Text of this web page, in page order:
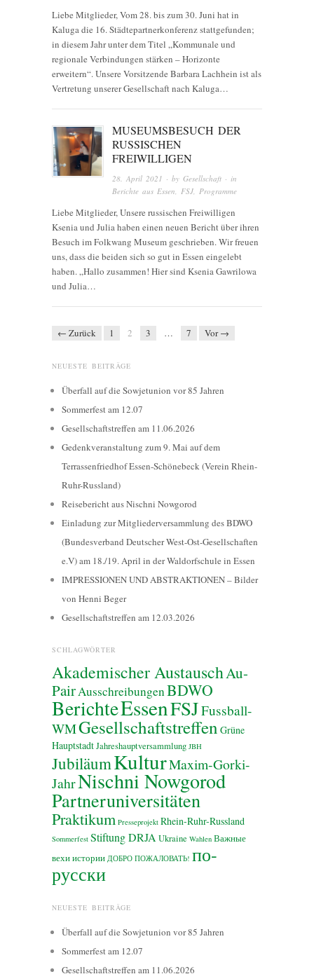
Liebe Mitglieder, Vom 28. bis zum 30. Juni hat in
Kaluga die 16. Städtepartnerkonferenz stattgefunden;
in diesem Jahr unter dem Titel „Kommunale und
regionale Verbindungen stärken – Horizonte
erweitern“. Unsere Vorsitzende Barbara Lachhein ist als
Vertretung unserer Gesellschaft nach Kaluga…
MUSEUMSBESUCH DER
RUSSISCHEN
FREIWILLIGEN
28. April 2021 · byGesellschaft · in
Berichte aus Essen
FSJ Programme
Liebe Mitglieder, Unsere russischen Freiwilligen
Ksenia und Julia haben einen neuen Bericht über ihren
Besuch im Folkwang Museum geschrieben. Wir freuen
uns, dass die beiden sich so gut in Essen eingelebt
haben. „Hallo zusammen! Hier sind Ksenia Gawrilowa
und Julia…
← Zurück 1 2 3 … 7 Vor →
NEUESTE BEITRÄGE
Überfall auf die Sowjetunion vor 85 Jahren
Sommerfest am 12.07
Gesellschaftstreffen am 11.06.2026
Gedenkveranstaltung zum 9. Mai auf dem
Terrassenfriedhof Essen-Schönebeck (Verein Rhein-
Ruhr-Russland)
Reisebericht aus Nischni Nowgorod
Einladung zur Mitgliederversammlung des BDWO
(Bundesverband Deutscher West-Ost-Gesellschaften
e.V) am 18./19. April in der Waldorfschule in Essen
IMPRESSIONEN UND ABSTRAKTIONEN – Bilder
von Henni Beger
Gesellschaftstreffen am 12.03.2026
SCHLAGWÖRTER
Akademischer AustauschAu-
PairAusschreibungenBDWO
BerichteEssenFSJFussball-
WMGesellschaftstreffen Grüne
HauptstadtJahreshauptversammlung JBH
JubiläumKulturMaxim-Gorki-
JahrNischni Nowgorod
Partneruniversitäten
Praktikum Presseprojekt Rhein-Ruhr-Russland
Sommerfest Stiftung DRJA Ukraine Wahlen Важные
вехи истории ДОБРО ПОЖАЛОВАТЬ! по-
русски
NEUESTE BEITRÄGE
Überfall auf die Sowjetunion vor 85 Jahren
Sommerfest am 12.07
Gesellschaftstreffen am 11.06.2026